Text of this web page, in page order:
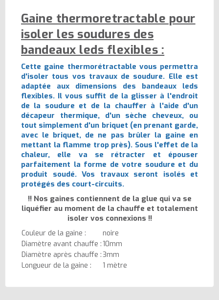
Gaine thermoretractable pour
isoler les soudures des
bandeaux leds flexibles :
Cette gaine thermorétractable vous permettra
d'isoler tous vos travaux de soudure. Elle est
adaptée aux dimensions des bandeaux leds
flexibles. Il vous suffit de la glisser à l'endroit
de la soudure et de la chauffer à l'aide d'un
décapeur thermique, d'un sèche cheveux, ou
tout simplement d'un briquet (en prenant garde,
avec le briquet, de ne pas brûler la gaine en
mettant la flamme trop près). Sous l'effet de la
chaleur, elle va se rétracter et épouser
parfaitement la forme de votre soudure et du
produit soudé. Vos travaux seront isolés et
protégés des court-circuits.
!! Nos gaines contiennent de la glue qui va se
liquéfier au moment de la chauffe et totalement
isoler vos connexions !!
Couleur de la gaine :
noire
Diamètre avant chauffe :10mm
Diamètre après chauffe :3mm
Longueur de la gaine :
1 mètre